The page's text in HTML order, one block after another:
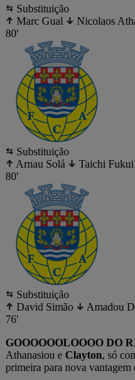
Substituição
Marc Gual
Nicolaos
80'
Substituição
Arnau Solá
Taichi Fukui
80'
Substituição
David Simão
Amadou
76'
GOOOOOOLOOOO DO
Athanasiou e Clayton, só
primeira para nova vantagem